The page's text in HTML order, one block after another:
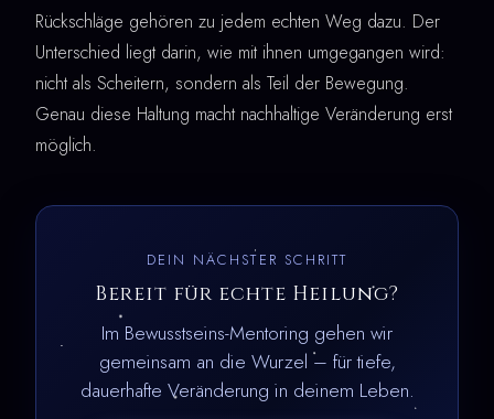
Rückschläge gehören zu jedem echten Weg dazu. Der
Unterschied liegt darin, wie mit ihnen umgegangen wird:
nicht als Scheitern, sondern als Teil der Bewegung.
Genau diese Haltung macht nachhaltige Veränderung erst
möglich.
DEIN NÄCHSTER SCHRITT
Bereit für echte Heilung?
Im Bewusstseins-Mentoring gehen wir
gemeinsam an die Wurzel – für tiefe,
dauerhafte Veränderung in deinem Leben.